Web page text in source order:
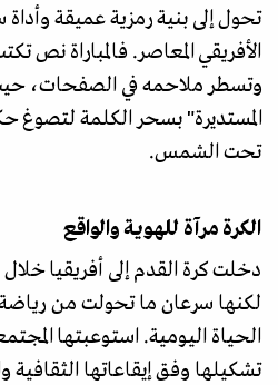
تحول إلى بنية رمزية عميقة وأداة
الأفريقي المعاصر. فالمباراة نص
وتسطر ملاحمه في الصفحات،
المستديرة" بسحر الكلمة لتصوغ
تحت الشمس.
الكرة مرآة للهوية والواقع
دخلت كرة القدم إلى أفريقيا
لكنها سرعان ما تحولت من
الحياة اليومية. استوعبتها
تشكيلها وفق إيقاعاتها